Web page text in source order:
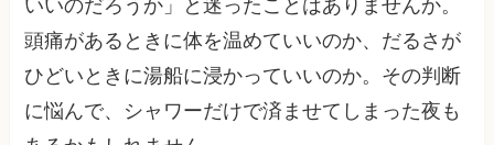
いいのだろうか」と迷ったことはありませんか。
頭痛があるときに体を温めていいのか、だるさが
ひどいときに湯船に浸かっていいのか。その判断
に悩んで、シャワーだけで済ませてしまった夜も